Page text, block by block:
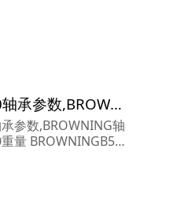
B540FS160轴承参数,BROWNING轴承B540FS160重量
参数,BROWNING轴
量 BROWNINGB540